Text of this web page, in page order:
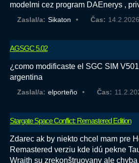
modelmi cez program DAEnerys ,
Zaslal/a: Sikaton Čas:
AGSGC 5.02
¿como modificaste el SGC SIM
argentina
Zaslal/a: elporteño Čas:
Stargate Space Conflict: Remastered Edition
Zdarec ak by niekto chcel mam pre
Remastered verziu kde idú pekne
Wraith su zrekonštruovany ale